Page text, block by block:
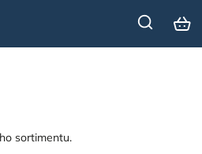
sortimentu.